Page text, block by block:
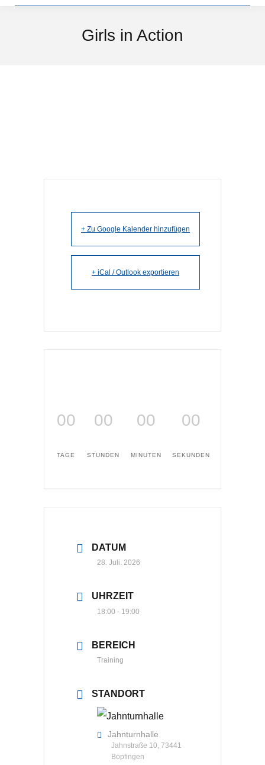
Girls in Action
+ Zu Google Kalender hinzufügen
+ iCal / Outlook exportieren
00
TAGE
00
STUNDEN
00
MINUTEN
00
SEKUNDEN
DATUM
28. Juli. 2026
UHRZEIT
18:00 - 19:00
BEREICH
Training
STANDORT
Jahnturnhalle
Jahnstraße 10, 73441
Bopfingen